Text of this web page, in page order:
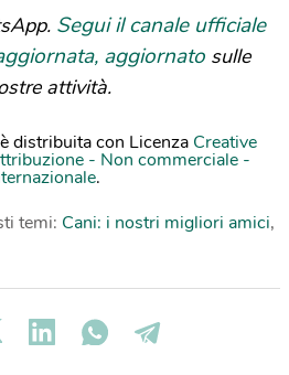
Segui il canale ufficiale
aggiornato sulle
attività.
distribuita con Licenza Creative
- Non commerciale -
.
temi: Cani: i nostri migliori amici,